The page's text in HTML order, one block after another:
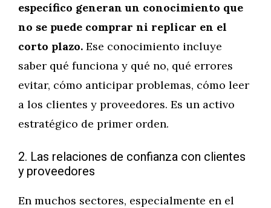
específico generan un conocimiento que
no se puede comprar ni replicar en el
corto plazo. Ese conocimiento incluye
saber qué funciona y qué no, qué errores
evitar, cómo anticipar problemas, cómo leer
a los clientes y proveedores. Es un activo
estratégico de primer orden.
2. Las relaciones de confianza con clientes
y proveedores
En muchos sectores, especialmente en el